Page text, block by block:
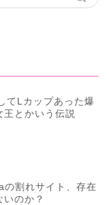
てLカップあった爆
王とかいう伝説
の割れサイト、存在
いのか？